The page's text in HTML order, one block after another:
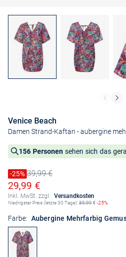
Venice Beach
Damen Strand-Kaftan - aubergine
156 Personen sehen sich das
Preis reduziert um
-25%
Alter Preis39,99 €
Ermäßigter Preis
29,99 €
Inkl. MwSt. zzgl. Versandkosten
Niedrigster Preis (letzte 30 Tage):39,99€ -25%
Farbe: Aubergine Mehrfarbig